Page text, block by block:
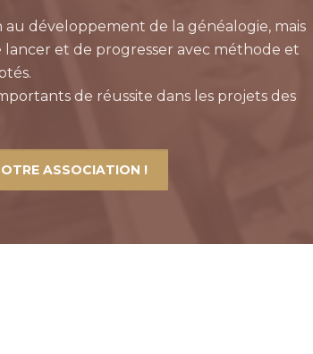
au développement de la généalogie, mais
et de progresser avec méthode et
de réussite dans les projets des
ASSOCIATION !